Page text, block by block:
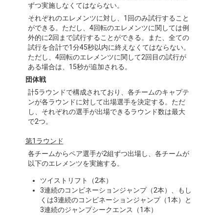
ずつ実施しなくてはならない。
それぞれのエレメンツに対し、1回のみ試行すること
ができる。ただし、4回転のエレメンツに関しては例
外的に2回まで試行することができる。また、全ての
試行を合計で1分45秒以内に終えなくてはならない。
ただし、4回転のエレメンツに関して2回目の試行が
ある場合は、15秒が追加される。
団体戦
計5ラウンドで構成されており、各チームのキャプテ
ンが各ラウンドに対して出場選手を決定する。ただ
し、それぞれの選手が出場できるラウンド数は最大
で2つ。
第1ラウンド
各チームからペア選手が2組ずつ出場し、各チームが
以下のエレメンツを実施する。
ツイストリフト（2本）
3連続のコンビネーションジャンプ（2本）、もし
くは3連続のコンビネーションジャンプ（1本）と
3連続のジャンプシークエンス（1本）